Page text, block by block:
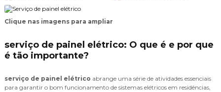
Clique nas imagens para ampliar
serviço de painel elétrico: O que é e por que
é tão importante?
serviço de painel elétrico abrange uma série de atividades essenciais
para garantir o bom funcionamento de sistemas elétricos em residências,